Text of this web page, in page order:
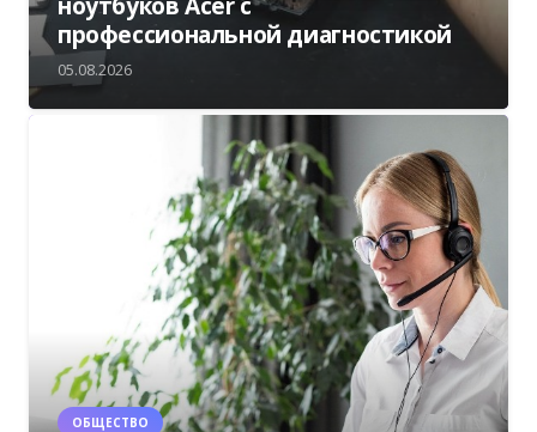
профессиональной диагностикой
05.08.2026
ОБЩЕСТВО